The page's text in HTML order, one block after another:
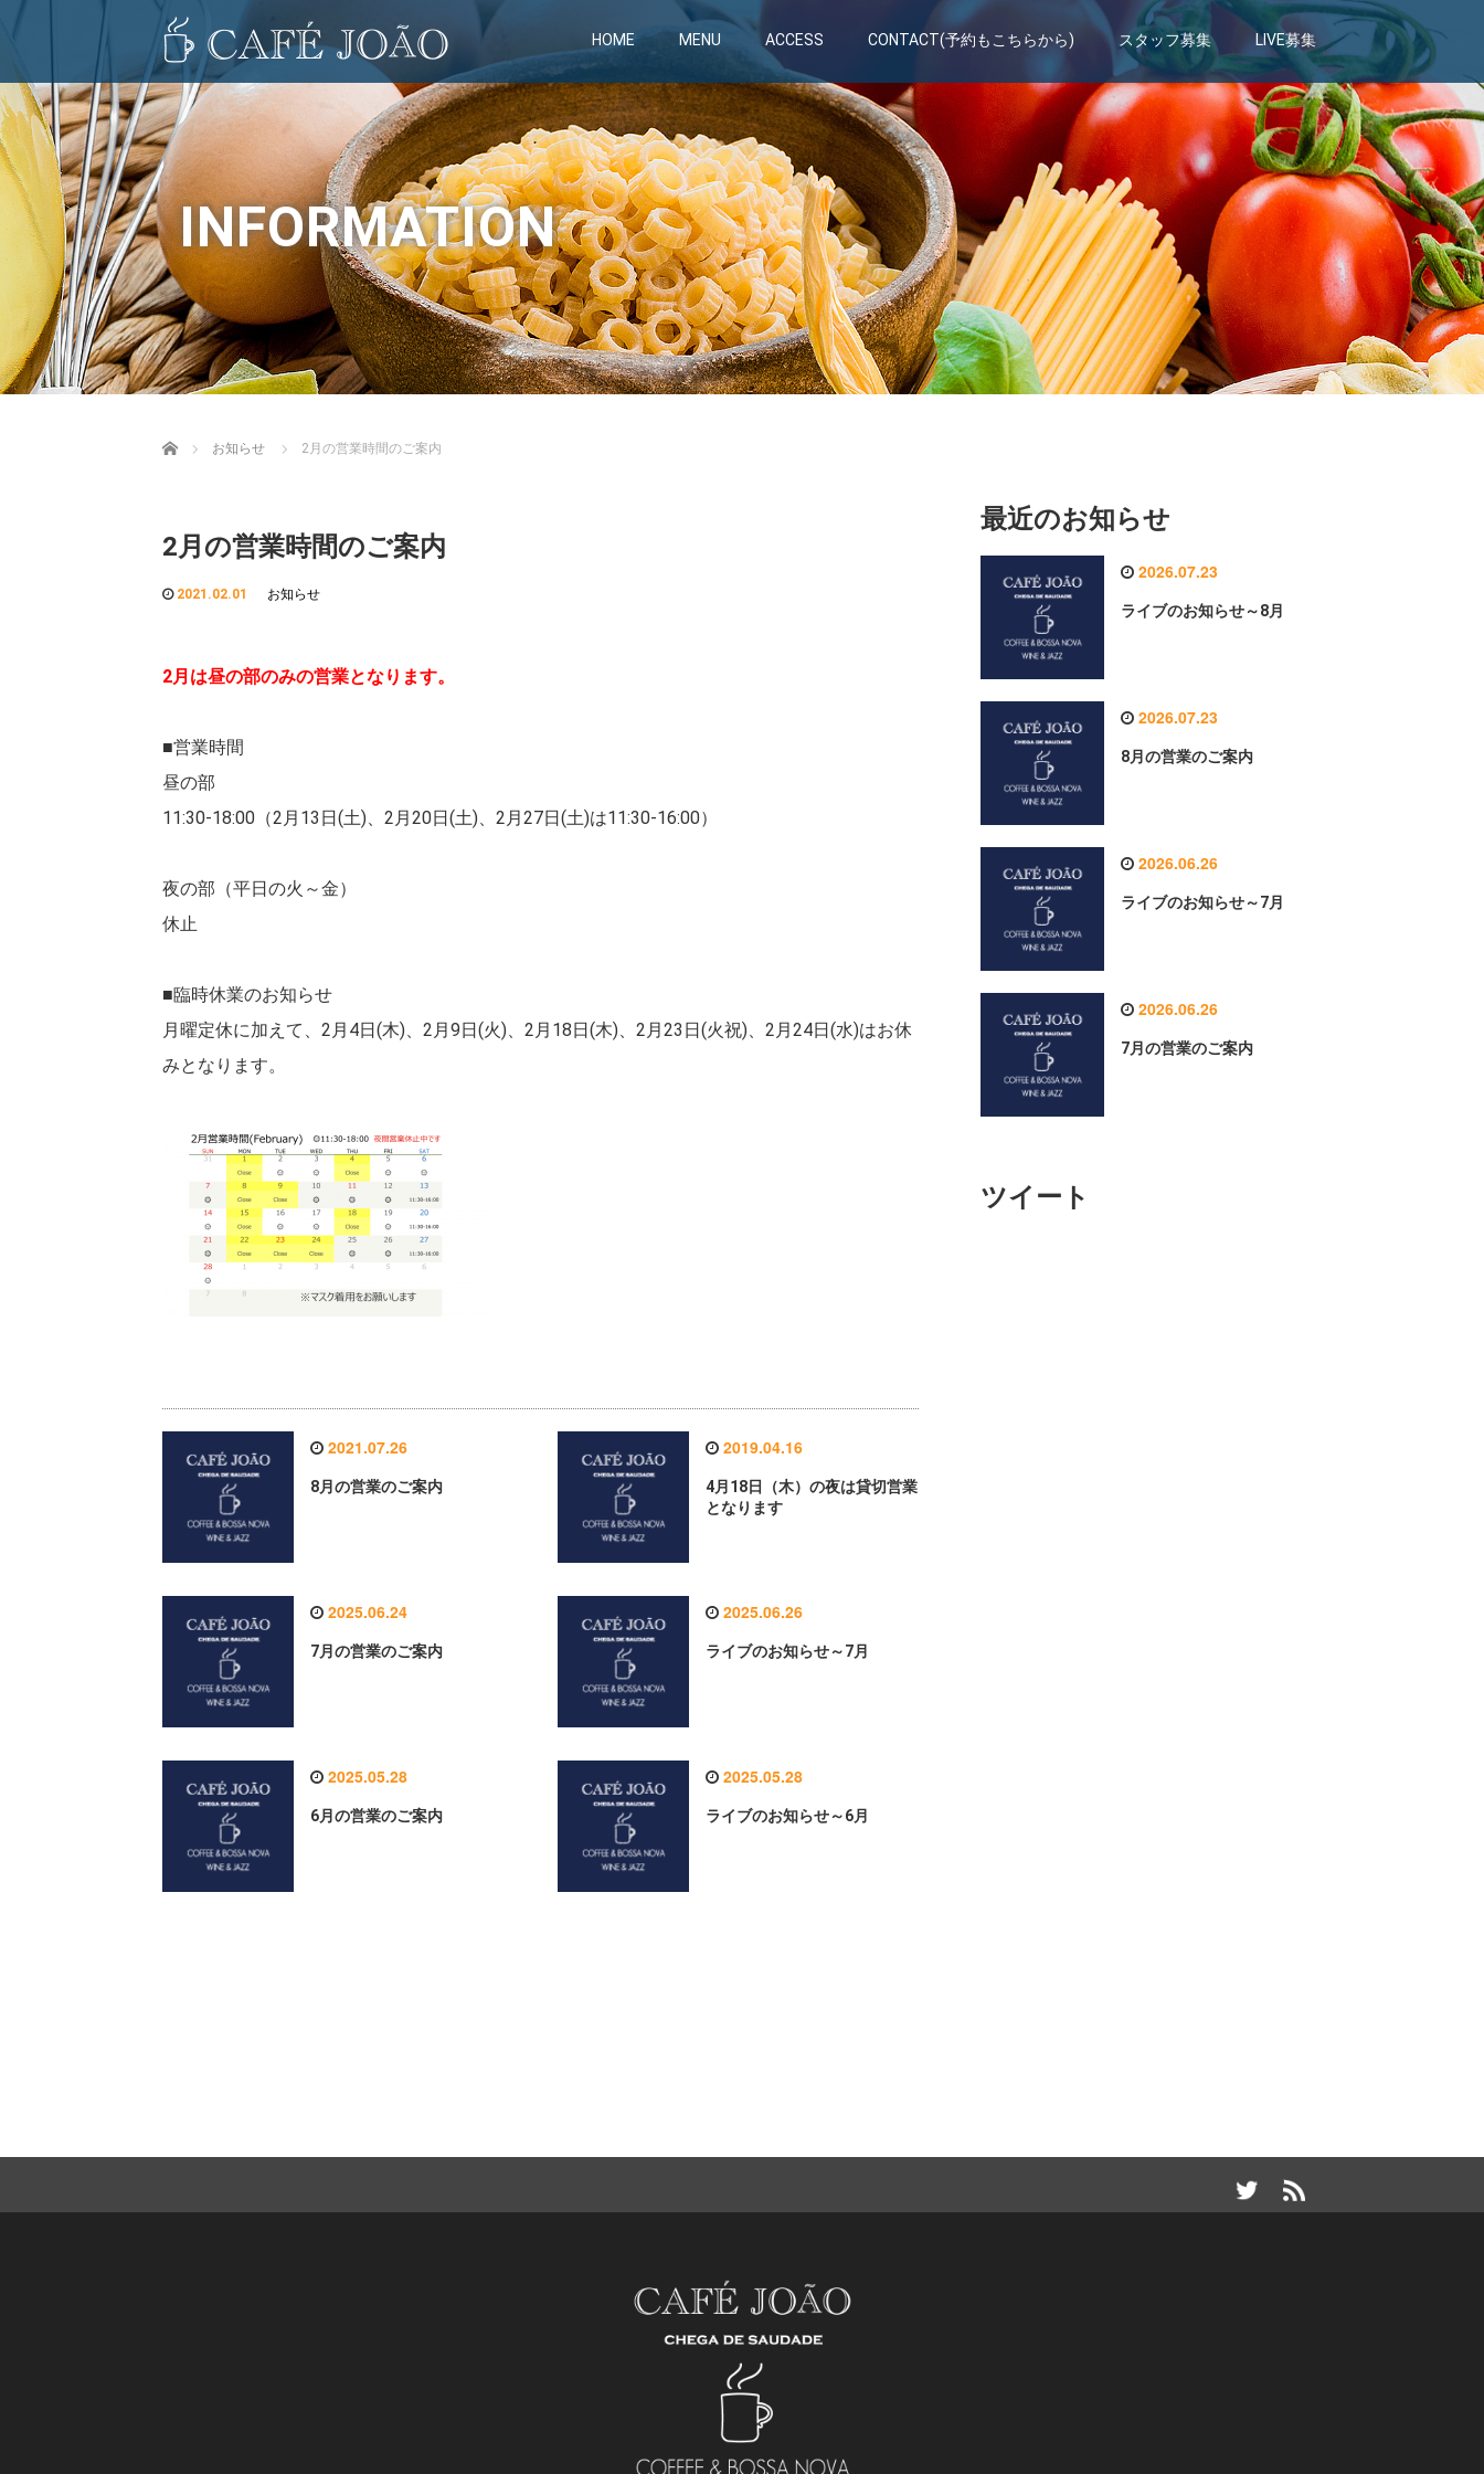
HOME MENU ACCESS CONTACT(予約もこちらから) スタッフ募集 LIVE募集
INFORMATION
Home お知らせ 2月の営業時間のご案内
2月の営業時間のご案内
2021.02.01 お知らせ
2月は昼の部のみの営業となります。
■営業時間
昼の部
11:30-18:00（2月13日(土)、2月20日(土)、2月27日(土)は11:30-16:00）
夜の部（平日の火～金）
休止
■臨時休業のお知らせ
月曜定休に加えて、2月4日(木)、2月9日(火)、2月18日(木)、2月23日(火祝)、2月24日(水)はお休
みとなります。
2021.07.26
8月の営業のご案内
2019.04.16
4月18日（木）の夜は貸切営業
となります
2025.06.24
7月の営業のご案内
2025.06.26
ライブのお知らせ～7月
2025.05.28
6月の営業のご案内
2025.05.28
ライブのお知らせ～6月
最近のお知らせ
2026.07.23
ライブのお知らせ～8月
2026.07.23
8月の営業のご案内
2026.06.26
ライブのお知らせ～7月
2026.06.26
7月の営業のご案内
ツイート